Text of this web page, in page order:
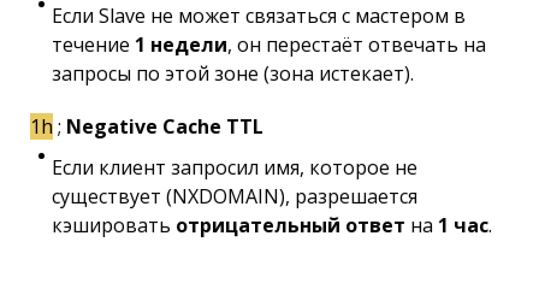
Если Slave не может связаться с мастером в
течение 1 недели, он перестаёт отвечать на
запросы по этой зоне (зона истекает).
1h ; Negative Cache TTL
Если клиент запросил имя, которое не
существует (NXDOMAIN), разрешается
кэшировать отрицательный ответ на 1 час.